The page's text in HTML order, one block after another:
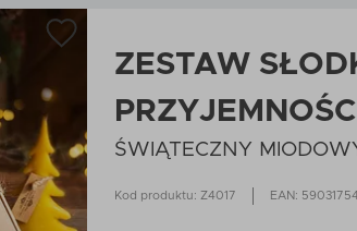
ZESTAW
PRZYJEMNOŚCI
ŚWIĄTECZNY
Kod produktu: Z4017 EAN: